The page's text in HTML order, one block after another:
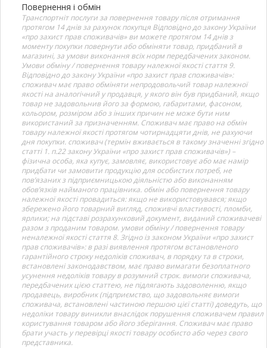
Повернення і обмін
Транспортніт послуги за повернення товару після отримання
протягом 14 днів за рахунок покупця Відповідно до закону України
«про захист прав споживачів» ви можете протягом 14 днів з
моменту покупки повернути або обміняти товар, придбаний в
магазині, за умови виконання всіх норм передбачених законом.
Умови обміну / повернення товару належної якості стаття 9.
Відповідно до закону України «про захист прав споживачів»:
споживач має право обміняти непродовольчий товар належної
якості на аналогічний у продавця, у якого він був придбаний, якщо
товар не задовольнив його за формою, габаритами, фасоном,
кольором, розміром або з інших причин не може бути ним
використаний за призначенням. Споживач має право на обмін
товару належної якості протягом чотирнадцяти днів, не рахуючи
дня покупки. споживач (термін вживається в такому значенні згідно
статті 1. п.22 закону України «про захист прав споживачів») –
фізична особа, яка купує, замовляє, використовує або має намір
придбати чи замовити продукцію для особистих потреб, не
пов’язаних з підприємницькою діяльністю або виконанням
обов’язків найманого працівника. обмін або повернення товару
належної якості провадиться: якщо не використовувався; якщо
збережено його товарний вигляд, споживчі властивості, пломби,
ярлики; на підставі розрахунковий документ, виданий споживачеві
разом з проданим товаром. умови обміну / повернення товару
неналежної якості стаття 8. Згідно із законом України «про захист
прав споживачів»: в разі виявлення протягом встановленого
гарантійного строку недоліків споживач, в порядку та в строки,
встановлені законодавством, має право вимагати безоплатного
усунення недоліків товару в розумний строк. вимоги споживача,
передбачених цією статтею, не підлягають задоволенню, якщо
продавець, виробник (підприємство, що задовольняє вимоги
споживача, встановлені частиною першою цієї статті) доведуть, що
недоліки товару виникли внаслідок порушення споживачем правил
користування товаром або його зберігання. Споживач має право
брати участь у перевірці якості товару особисто або через свого
представника.